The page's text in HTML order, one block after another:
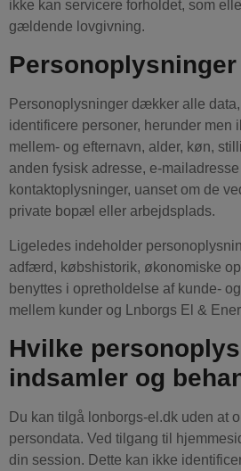
ikke kan servicere forholdet, som
gældende lovgivning.
Personoplysninger
Personoplysninger dækker alle
identificere personer, herunder men
mellem- og efternavn, alder, køn,
anden fysisk adresse, e-
kontaktoplysninger, uanset om de
private bopæl eller arbejdsplads.
Ligeledes indeholder
adfærd, købshistorik, økonomiske
benyttes i opretholdelse af kunde-
mellem kunder og Lnborgs El &
Hvilke
indsamler og
Du kan tilgå lonborgs-el.dk uden at
persondata. Ved tilgang til
din session. Dette kan ikke